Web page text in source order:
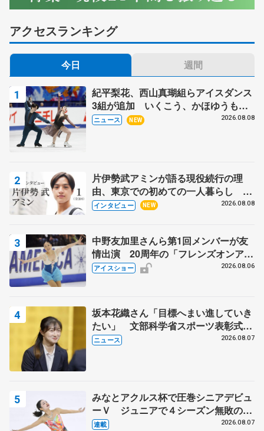
アクセスランキング
今日 週間
紀平梨花、西山真瑚組らアイスダンス
3組が追加 いくこう、かほゆうも、
木下グループ杯
ニュース NEW 2026.08.08
片伊勢武アミンが語る現役続行の理
由、東京での初めての一人暮らし 注
目スケーターの「今」に迫る
インタビュー NEW 2026.08.08
中野友加里さんら第1回メンバーが友
情出演 20周年の「フレンズオンアイ
ス」 宮本賢二さん、有川梨絵さん、
アイスショー 2026.08.06
坂本花織さん「目標へまい進していき
たい」 文部科学省スポーツ表彰式で
代表謝辞
ニュース 2026.08.07
みなとアクルス杯で圧巻シニアデビュ
ーＶ ジュニアで４シーズン無敗の島
田麻央
連載 2026.08.07